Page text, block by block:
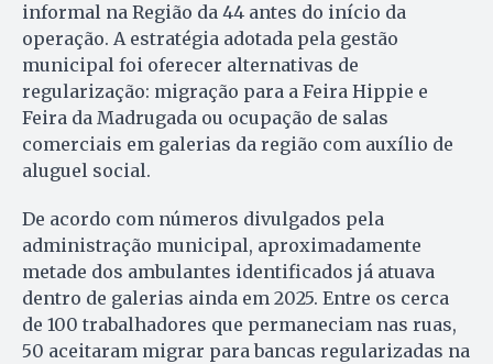
informal na Região da 44 antes do início da
operação. A estratégia adotada pela gestão
municipal foi oferecer alternativas de
regularização: migração para a Feira Hippie e
Feira da Madrugada ou ocupação de salas
comerciais em galerias da região com auxílio de
aluguel social.
De acordo com números divulgados pela
administração municipal, aproximadamente
metade dos ambulantes identificados já atuava
dentro de galerias ainda em 2025. Entre os cerca
de 100 trabalhadores que permaneciam nas ruas,
50 aceitaram migrar para bancas regularizadas na